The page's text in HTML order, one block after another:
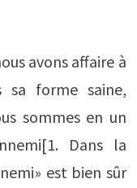
avons affaire à
sa forme saine,
sommes en un
Dans la
est bien sûr